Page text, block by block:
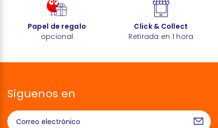
Papel de regalo
opcional
Click & Collect
Retirada en 1 hora
Síguenos en